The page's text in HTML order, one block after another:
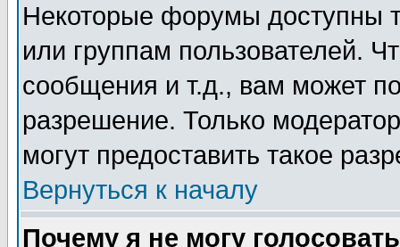
Некоторые форумы доступны
или группам пользователей.
сообщения и т.д., вам может
разрешение. Только
могут предоставить такое
Вернуться к началу
Почему я не могу